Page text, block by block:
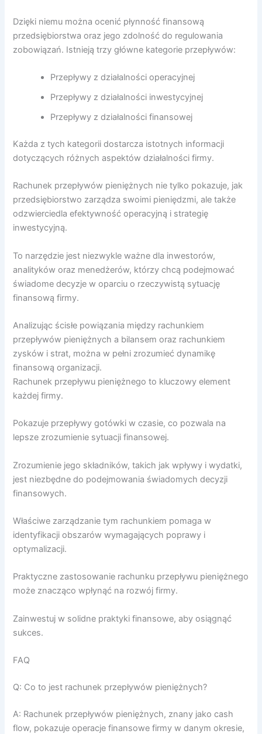
Dzięki niemu można ocenić płynność finansową
przedsiębiorstwa oraz jego zdolność do regulowania
zobowiązań. Istnieją trzy główne kategorie przepływów:
Przepływy z działalności operacyjnej
Przepływy z działalności inwestycyjnej
Przepływy z działalności finansowej
Każda z tych kategorii dostarcza istotnych informacji
dotyczących różnych aspektów działalności firmy.
Rachunek przepływów pieniężnych nie tylko pokazuje, jak
przedsiębiorstwo zarządza swoimi pieniędzmi, ale także
odzwierciedla efektywność operacyjną i strategię
inwestycyjną.
To narzędzie jest niezwykle ważne dla inwestorów,
analityków oraz menedżerów, którzy chcą podejmować
świadome decyzje w oparciu o rzeczywistą sytuację
finansową firmy.
Analizując ścisłe powiązania między rachunkiem
przepływów pieniężnych a bilansem oraz rachunkiem
zysków i strat, można w pełni zrozumieć dynamikę
finansową organizacji.
Rachunek przepływu pieniężnego to kluczowy element
każdej firmy.
Pokazuje przepływy gotówki w czasie, co pozwala na
lepsze zrozumienie sytuacji finansowej.
Zrozumienie jego składników, takich jak wpływy i wydatki,
jest niezbędne do podejmowania świadomych decyzji
finansowych.
Właściwe zarządzanie tym rachunkiem pomaga w
identyfikacji obszarów wymagających poprawy i
optymalizacji.
Praktyczne zastosowanie rachunku przepływu pieniężnego
może znacząco wpłynąć na rozwój firmy.
Zainwestuj w solidne praktyki finansowe, aby osiągnąć
sukces.
FAQ
Q: Co to jest rachunek przepływów pieniężnych?
A: Rachunek przepływów pieniężnych, znany jako cash
flow, pokazuje operacje finansowe firmy w danym okresie,